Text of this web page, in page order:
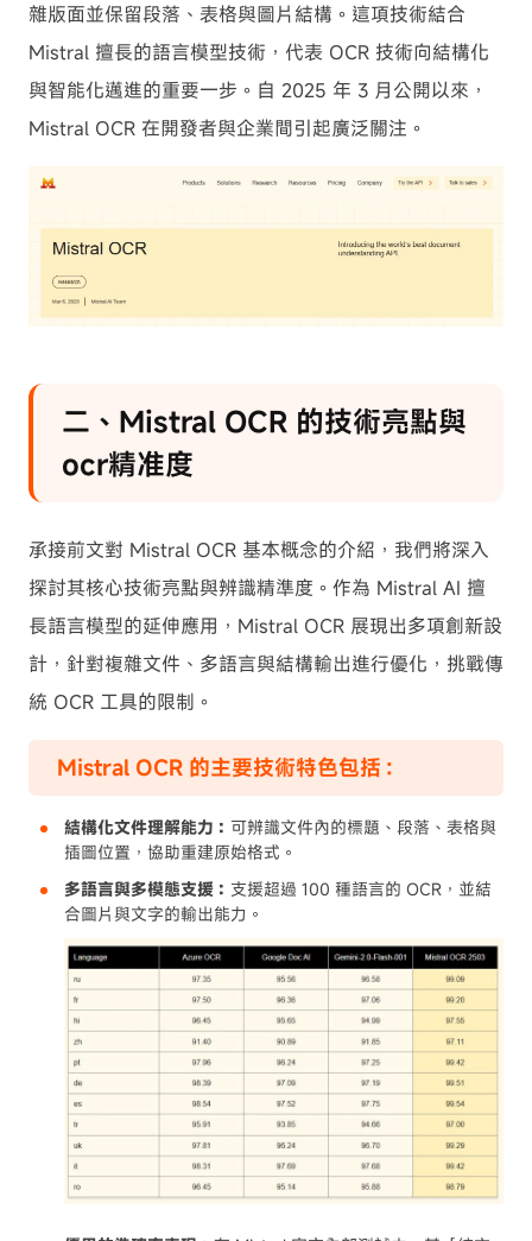
雜版面並保留段落、表格與圖片結構。這項技術結合
Mistral 擅長的語言模型技術，代表 OCR 技術向結構化
與智能化邁進的重要一步。自 2025 年 3 月公開以來，
Mistral OCR 在開發者與企業間引起廣泛關注。
二、Mistral OCR 的技術亮點與
ocr精准度
承接前文對 Mistral OCR 基本概念的介紹，我們將深入
探討其核心技術亮點與辨識精準度。作為 Mistral AI 擅
長語言模型的延伸應用，Mistral OCR 展現出多項創新設
計，針對複雜文件、多語言與結構輸出進行優化，挑戰傳
統 OCR 工具的限制。
Mistral OCR 的主要技術特色包括：
結構化文件理解能力： 可辨識文件內的標題、段落、表格與
插圖位置，協助重建原始格式。
多語言與多模態支援： 支援超過 100 種語言的 OCR，並結
合圖片與文字的輸出能力。